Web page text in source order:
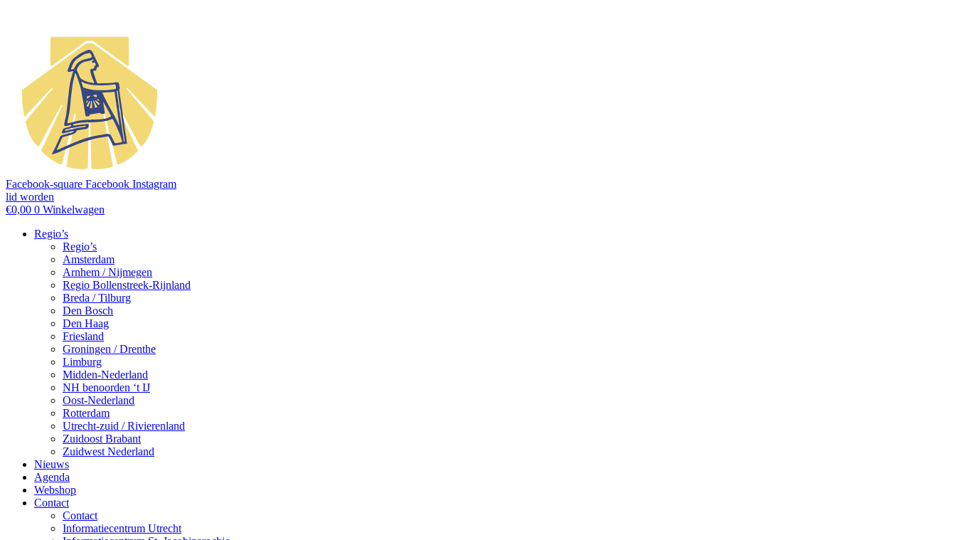
Facebook-square Facebook Instagram
lid worden
€0,00 0 Winkelwagen
Regio’s
Regio’s
Amsterdam
Arnhem / Nijmegen
Regio Bollenstreek-Rijnland
Breda / Tilburg
Den Bosch
Den Haag
Friesland
Groningen / Drenthe
Limburg
Midden-Nederland
NH benoorden ‘t IJ
Oost-Nederland
Rotterdam
Utrecht-zuid / Rivierenland
Zuidoost Brabant
Zuidwest Nederland
Nieuws
Agenda
Webshop
Contact
Contact
Informatiecentrum Utrecht